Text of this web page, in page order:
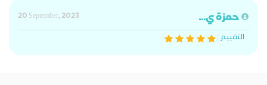
حمزة ي...
20 September, 2023
التقييم :